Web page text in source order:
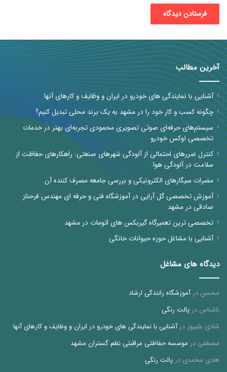
آخرین مطالب
آشنایی با نمایندگی های خودرو در ایران و وظایف و کارهای آنها
چگونه کسب و کار خود را در مشهد به یک برند محلی تبدیل کنیم؟
سیستم‌های حرفه‌ای صوتی تصویری محمودی تجربه‌ای بهتر در خدمات
تخصصی لوکس خودرو
کنترل ضررهای احتمالی از آلودگی شهرهای صنعتی: راهکارهای حفاظت از
سلامت در آلودگی هوا
مضرات سیگارهای الکترونیکی و بررسی جامعه مصرف کننده آن
آموزش تخصصی گل آرایی در آموزشگاه فنی و حرفه ای مهندس فرحناز
صادقی در مشهد
تخصصی ترین تعمیرگاه گیربکس های اتومات در مشهد
آشنایی با مشاغل حوزه حیوانات خانگی
دیدگاه های مشاغل
محسن درآموزشگاه رانندگی ارشاد
ناشناس در پالت رنگی
شادی علیپور درآشنایی با نمایندگی های خودرو در ایران و وظایف و کارهای آنها
مصطفی در موسسه حفاظتی مراقبتی نظم گستران مشهد
هادی محمدی در پالت رنگی